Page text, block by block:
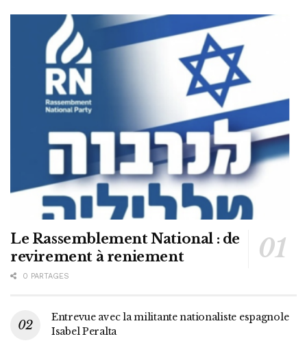
Le Rassemblement National : de
revirement à reniement
0 PARTAGES
Entrevue avec la militante nationaliste espagnole
Isabel Peralta